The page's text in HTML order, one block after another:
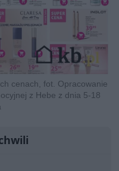
cenach, fot. Opracowanie
z Hebe z dnia 5-18